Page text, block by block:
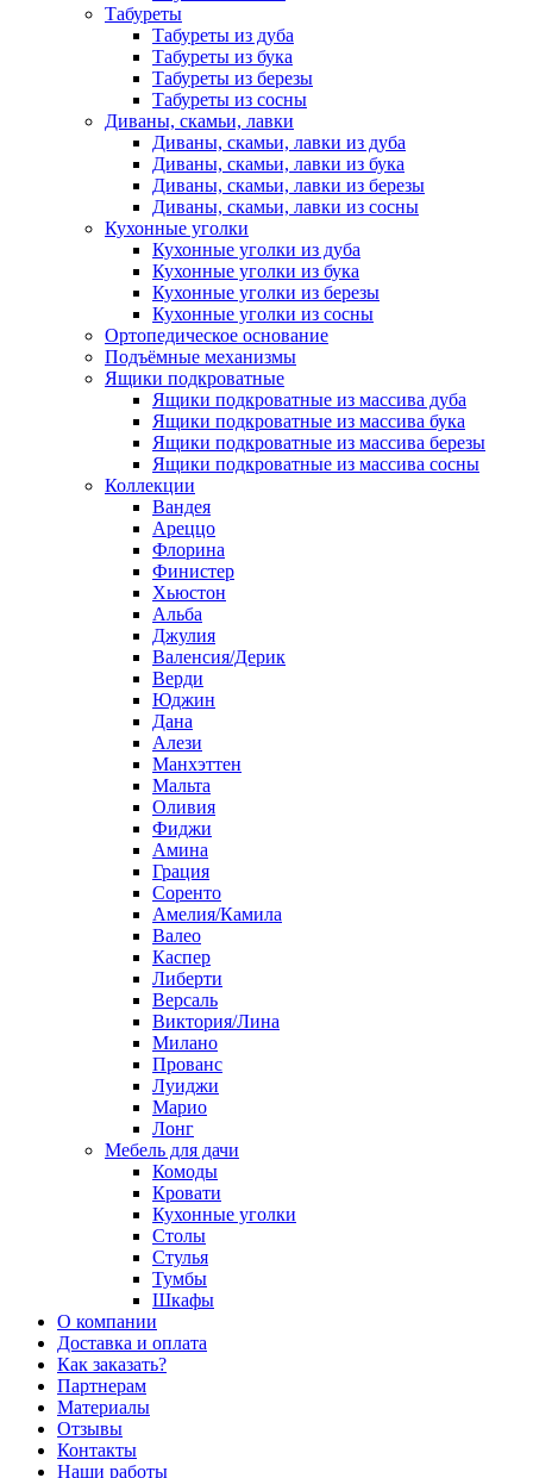
Табуреты
Табуреты из дуба
Табуреты из бука
Табуреты из березы
Табуреты из сосны
Диваны, скамьи, лавки
Диваны, скамьи, лавки из дуба
Диваны, скамьи, лавки из бука
Диваны, скамьи, лавки из березы
Диваны, скамьи, лавки из сосны
Кухонные уголки
Кухонные уголки из дуба
Кухонные уголки из бука
Кухонные уголки из березы
Кухонные уголки из сосны
Ортопедическое основание
Подъёмные механизмы
Ящики подкроватные
Ящики подкроватные из массива дуба
Ящики подкроватные из массива бука
Ящики подкроватные из массива березы
Ящики подкроватные из массива сосны
Коллекции
Вандея
Ареццо
Флорина
Финистер
Хьюстон
Альба
Джулия
Валенсия/Дерик
Верди
Юджин
Дана
Алези
Манхэттен
Мальта
Оливия
Фиджи
Амина
Грация
Соренто
Амелия/Камила
Валео
Каспер
Либерти
Версаль
Виктория/Лина
Милано
Прованс
Луиджи
Марио
Лонг
Мебель для дачи
Комоды
Кровати
Кухонные уголки
Столы
Стулья
Тумбы
Шкафы
О компании
Доставка и оплата
Как заказать?
Партнерам
Материалы
Отзывы
Контакты
Наши работы